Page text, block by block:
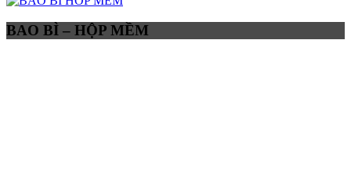
BAO BÌ – HỘP MỀM